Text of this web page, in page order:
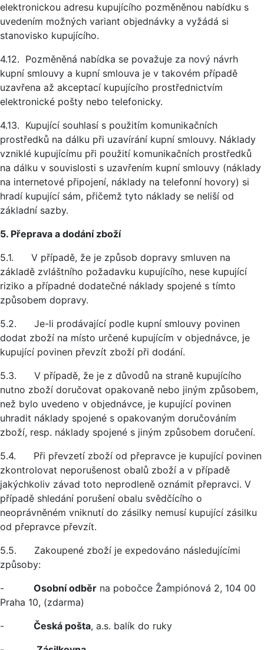
elektronickou adresu kupujícího pozměněnou nabídku s
uvedením možných variant objednávky a vyžádá si
stanovisko kupujícího.
4.12. Pozměněná nabídka se považuje za nový návrh
kupní smlouvy a kupní smlouva je v takovém případě
uzavřena až akceptací kupujícího prostřednictvím
elektronické pošty nebo telefonicky.
4.13. Kupující souhlasí s použitím komunikačních
prostředků na dálku při uzavírání kupní smlouvy. Náklady
vzniklé kupujícímu při použití komunikačních prostředků
na dálku v souvislosti s uzavřením kupní smlouvy (náklady
na internetové připojení, náklady na telefonní hovory) si
hradí kupující sám, přičemž tyto náklady se neliší od
základní sazby.
5. Přeprava a dodání zboží
5.1. V případě, že je způsob dopravy smluven na
základě zvláštního požadavku kupujícího, nese kupující
riziko a případné dodatečné náklady spojené s tímto
způsobem dopravy.
5.2. Je-li prodávající podle kupní smlouvy povinen
dodat zboží na místo určené kupujícím v objednávce, je
kupující povinen převzít zboží při dodání.
5.3. V případě, že je z důvodů na straně kupujícího
nutno zboží doručovat opakovaně nebo jiným způsobem,
než bylo uvedeno v objednávce, je kupující povinen
uhradit náklady spojené s opakovaným doručováním
zboží, resp. náklady spojené s jiným způsobem doručení.
5.4. Při převzetí zboží od přepravce je kupující povinen
zkontrolovat neporušenost obalů zboží a v případě
jakýchkoliv závad toto neprodleně oznámit přepravci. V
případě shledání porušení obalu svědčícího o
neoprávněném vniknutí do zásilky nemusí kupující zásilku
od přepravce převzít.
5.5. Zakoupené zboží je expedováno následujícími
způsoby:
- Osobní odběr na pobočce Žampiónová 2, 104 00
Praha 10, (zdarma)
- Česká pošta, a.s. balík do ruky